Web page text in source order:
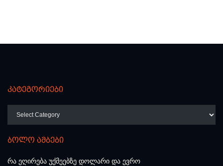
კატეგორიები
ბოლო ამბები
რა ეღირება უქმეებზე დოლარი და ევრო